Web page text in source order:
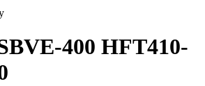
400 HFT410-